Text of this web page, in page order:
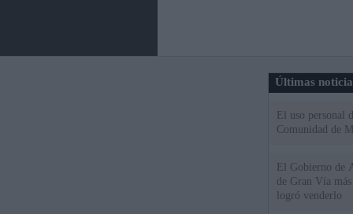
Últimas
El uso personal
Comunidad de
El Gobierno de
de Gran Vía
logró venderlo